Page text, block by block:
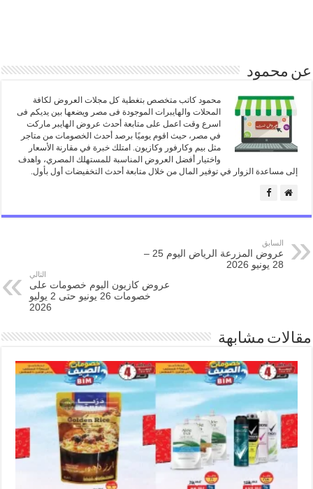
عن محمود
محمود كاتب متخصص بتغطية كل مجلات العروض لكافة
المحلات والهايبرات الموجودة فى مصر ويضعها بين يديكم فى
اسرع وقت اعمل على متابعة أحدث عروض الهايبر ماركت
في مصر، حيث اقوم يوميًا برصد أحدث الخصومات من متاجر
مثل بيم وكارفور وكازيون. امتلك خبرة في مقارنة الأسعار
واختيار أفضل العروض المناسبة للمستهلك المصري، واهدف
إلى مساعدة الزوار في توفير المال من خلال متابعة أحدث التخفيضات أول بأول.
السابق
عروض المزرعة الرياض اليوم 25 –
28 يونيو 2026
التالي
عروض كازيون اليوم خصومات على
خصومات 26 يونيو حتى 2 يوليو
2026
مقالات مشابهة